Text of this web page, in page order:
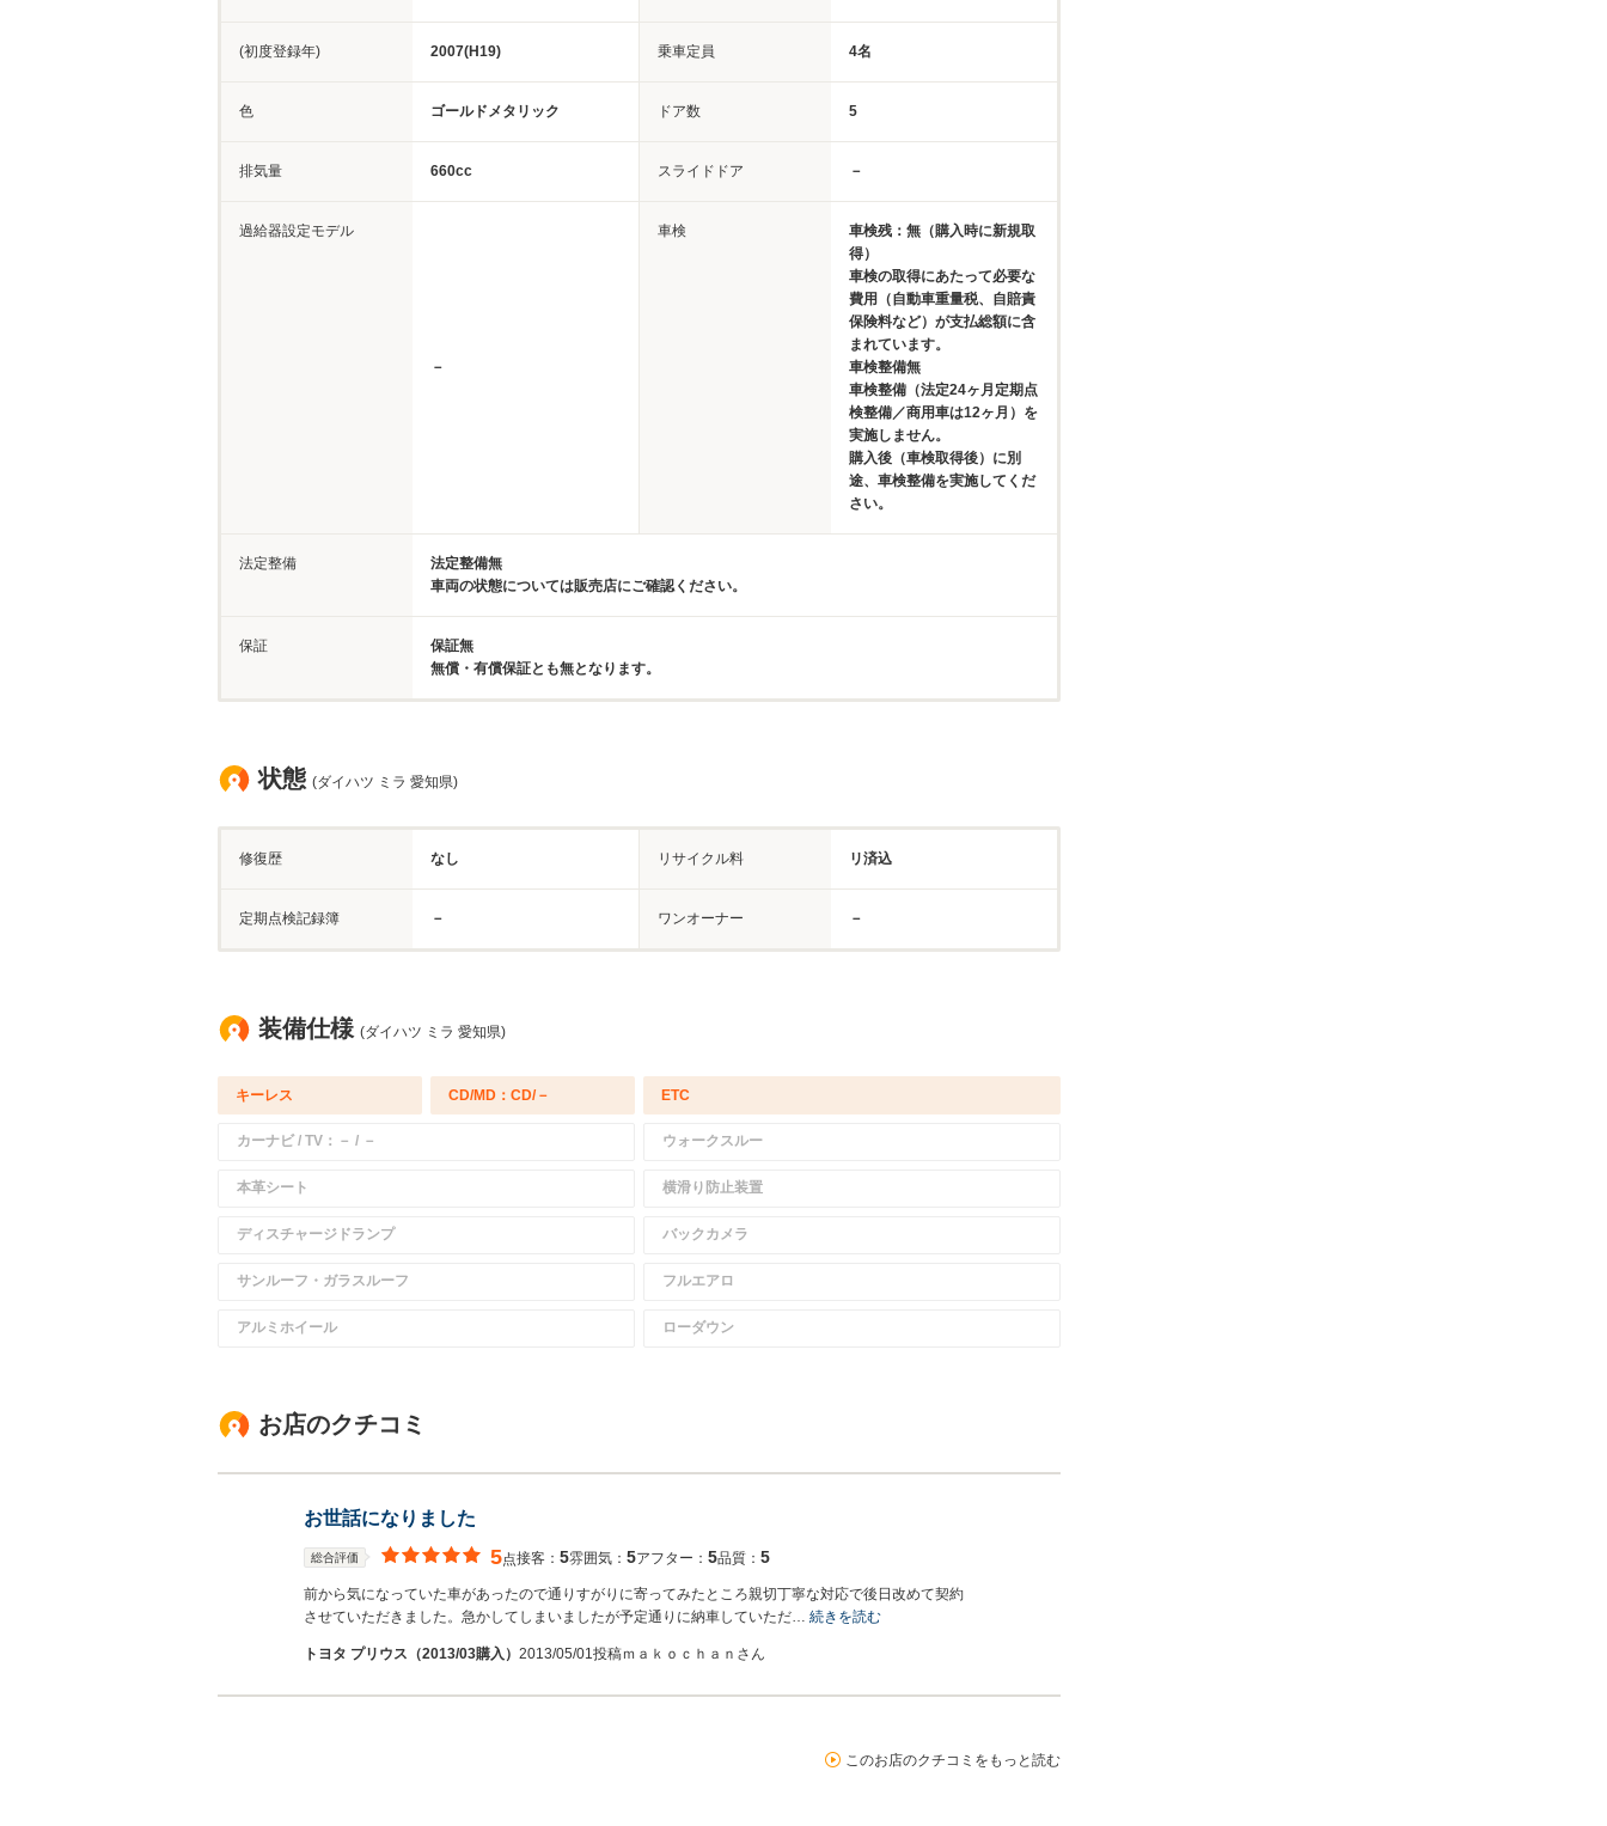
(初度登録年) 2007(H19) 乗車定員 4名
色 ゴールドメタリック ドア数 5
排気量 660cc スライドドア －
過給器設定モデル
－
車検
車検残：無（購入時に新規取
得）
車検の取得にあたって必要な
費用（自動車重量税、自賠責
保険料など）が支払総額に含
まれています。
車検整備無
車検整備（法定24ヶ月定期点
検整備／商用車は12ヶ月）を
実施しません。
購入後（車検取得後）に別
途、車検整備を実施してくだ
さい。
法定整備
法定整備無
車両の状態については販売店にご確認ください。
保証
保証無
無償・有償保証とも無となります。
状態 (ダイハツ ミラ 愛知県)
修復歴 なし リサイクル料 リ済込
定期点検記録簿 － ワンオーナー －
装備仕様 (ダイハツ ミラ 愛知県)
キーレス CD/MD：CD/－ ETC
カーナビ / TV：－ / － ウォークスルー
本革シート 横滑り防止装置
ディスチャージドランプ バックカメラ
サンルーフ・ガラスルーフ フルエアロ
アルミホイール ローダウン
お店のクチコミ
お世話になりました
総合評価 5点接客： 5雰囲気： 5アフター： 5品質： 5
前から気になっていた車があったので通りすがりに寄ってみたところ親切丁寧な対応で後日改めて契約
させていただきました。急かしてしまいましたが予定通りに納車していただ… 続きを読む
トヨタ プリウス（2013/03購入） 2013/05/01投稿ｍａｋｏｃｈａｎさん
このお店のクチコミをもっと読む